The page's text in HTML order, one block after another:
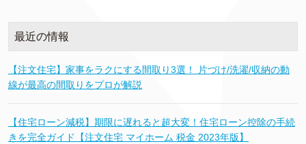
最近の情報
【注文住宅】家事をラクにする間取り3選！ 片づけ/洗濯/収納の動
線が最高の間取りをプロが解説
【住宅ローン減税】期限に遅れると超大変！住宅ローン控除の手続
きを完全ガイド【注文住宅 マイホーム 税金 2023年版】